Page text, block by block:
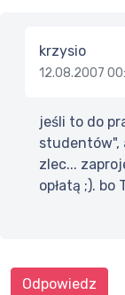
krzysio
12.08.2007
jeśli to do
studentów",
zlec...
opłatą ;).
Odpowiedz